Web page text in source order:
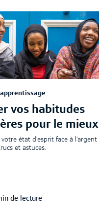
vos habitudes
pour le mieux
votre état d’esprit face à l’argent
et astuces.
de lecture